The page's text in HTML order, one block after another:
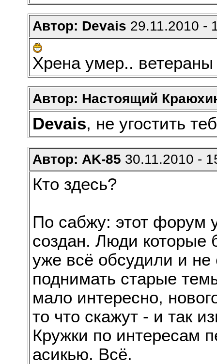
Автор: Devais 29.11.2010 -
Хрена умер..
Автор: Настоящий
Devais, не угостить
Автор: AK-85 30.11.2010 -
Кто здесь?
По сабжу: этот форум
создан. Люди которые
уже всё обсудили и
поднимать старые
мало интересно,
то что скажут - и так
Кружки по интересам
асикью. Всё.